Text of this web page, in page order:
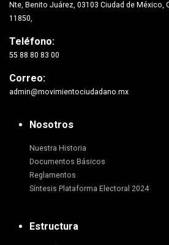
Nte, Benito Juárez, 03103 Ciudad de México,
11850,
Teléfono:
55 88 80 83 00
Correo:
admin@movimientociudadano.mx
Nosotros
Nuestra Historia
Documentos Básicos
Reglamentos
Síntesis Plataforma Electoral 2024
Estructura